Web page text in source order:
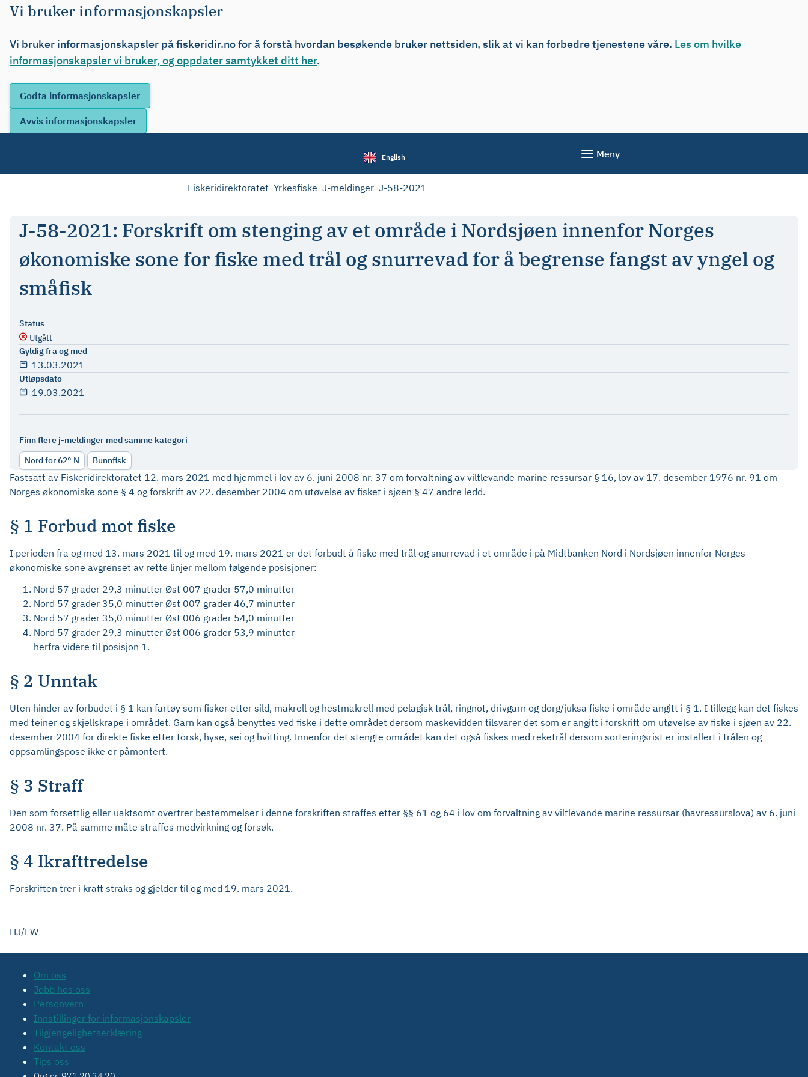
Vi bruker informasjonskapsler
Vi bruker informasjonskapsler på fiskeridir.no for å forstå hvordan besøkende bruker nettsiden, slik at vi kan forbedre tjenestene våre. Les om hvilke
informasjonskapsler vi bruker, og oppdater samtykket ditt her.
English Meny
Fiskeridirektoratet Yrkesfiske J-meldinger J-58-2021
J-58-2021: Forskrift om stenging av et område i Nordsjøen innenfor Norges
økonomiske sone for fiske med trål og snurrevad for å begrense fangst av yngel og
småfisk
Status
Utgått
Gyldig fra og med
13.03.2021
Utløpsdato
19.03.2021
Finn flere j-meldinger med samme kategori
Nord for 62° N
Bunnfisk
Fastsatt av Fiskeridirektoratet 12. mars 2021 med hjemmel i lov av 6. juni 2008 nr. 37 om forvaltning av viltlevande marine ressursar § 16, lov av 17. desember 1976 nr. 91 om
Norges økonomiske sone § 4 og forskrift av 22. desember 2004 om utøvelse av fisket i sjøen § 47 andre ledd.
§ 1 Forbud mot fiske
I perioden fra og med 13. mars 2021 til og med 19. mars 2021 er det forbudt å fiske med trål og snurrevad i et område i på Midtbanken Nord i Nordsjøen innenfor Norges
økonomiske sone avgrenset av rette linjer mellom følgende posisjoner:
Nord 57 grader 29,3 minutter Øst 007 grader 57,0 minutter
Nord 57 grader 35,0 minutter Øst 007 grader 46,7 minutter
Nord 57 grader 35,0 minutter Øst 006 grader 54,0 minutter
Nord 57 grader 29,3 minutter Øst 006 grader 53,9 minutter
herfra videre til posisjon 1.
§ 2 Unntak
Uten hinder av forbudet i § 1 kan fartøy som fisker etter sild, makrell og hestmakrell med pelagisk trål, ringnot, drivgarn og dorg/juksa fiske i område angitt i § 1. I tillegg kan det fiskes
med teiner og skjellskrape i området. Garn kan også benyttes ved fiske i dette området dersom maskevidden tilsvarer det som er angitt i forskrift om utøvelse av fiske i sjøen av 22.
desember 2004 for direkte fiske etter torsk, hyse, sei og hvitting. Innenfor det stengte området kan det også fiskes med reketrål dersom sorteringsrist er installert i trålen og
oppsamlingspose ikke er påmontert.
§ 3 Straff
Den som forsettlig eller uaktsomt overtrer bestemmelser i denne forskriften straffes etter §§ 61 og 64 i lov om forvaltning av viltlevande marine ressursar (havressurslova) av 6. juni
2008 nr. 37. På samme måte straffes medvirkning og forsøk.
§ 4 Ikrafttredelse
Forskriften trer i kraft straks og gjelder til og med 19. mars 2021.
------------
HJ/EW
Om oss
Jobb hos oss
Personvern
Innstillinger for informasjonskapsler
Tilgjengelighetserklæring
Kontakt oss
Tips oss